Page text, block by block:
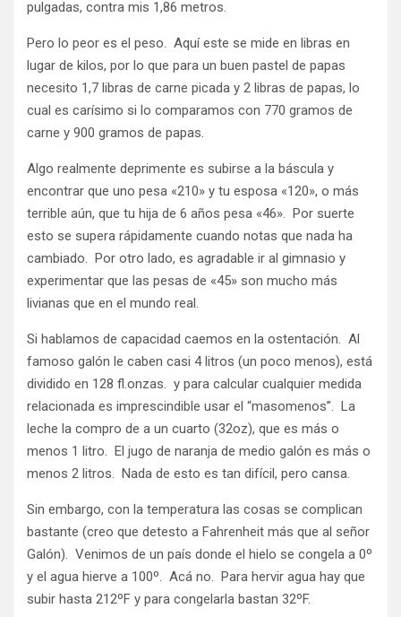
pulgadas, contra mis 1,86 metros.
Pero lo peor es el peso. Aquí este se mide en libras en
lugar de kilos, por lo que para un buen pastel de papas
necesito 1,7 libras de carne picada y 2 libras de papas, lo
cual es carísimo si lo comparamos con 770 gramos de
carne y 900 gramos de papas.
Algo realmente deprimente es subirse a la báscula y
encontrar que uno pesa «210» y tu esposa «120», o más
terrible aún, que tu hija de 6 años pesa «46». Por suerte
esto se supera rápidamente cuando notas que nada ha
cambiado. Por otro lado, es agradable ir al gimnasio y
experimentar que las pesas de «45» son mucho más
livianas que en el mundo real.
Si hablamos de capacidad caemos en la ostentación. Al
famoso galón le caben casi 4 litros (un poco menos), está
dividido en 128 fl.onzas. y para calcular cualquier medida
relacionada es imprescindible usar el “masomenos”. La
leche la compro de a un cuarto (32oz), que es más o
menos 1 litro. El jugo de naranja de medio galón es más o
menos 2 litros. Nada de esto es tan difícil, pero cansa.
Sin embargo, con la temperatura las cosas se complican
bastante (creo que detesto a Fahrenheit más que al señor
Galón). Venimos de un país donde el hielo se congela a 0º
y el agua hierve a 100º. Acá no. Para hervir agua hay que
subir hasta 212ºF y para congelarla bastan 32ºF.